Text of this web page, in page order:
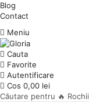
Blog
Contact
Meniu
Cauta
Favorite
Autentificare
Cos 0,00 lei
Căutare pentru 🔥 Rochii